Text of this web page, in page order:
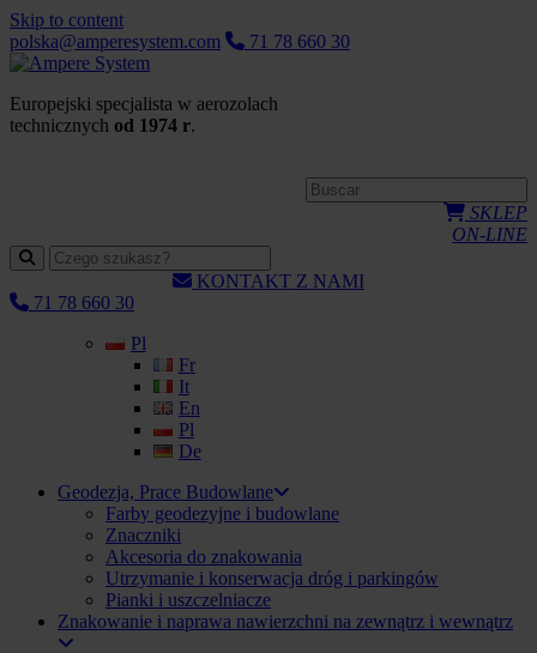
Skip to content
polska@amperesystem.com
71 78 660 30
Europejski specjalista w aerozolach
technicznych od 1974 r.
SKLEP
ON-LINE
KONTAKT Z NAMI
71 78 660 30
Pl
Fr
It
En
Pl
De
Geodezja, Prace Budowlane
Farby geodezyjne i budowlane
Znaczniki
Akcesoria do znakowania
Utrzymanie i konserwacja dróg i parkingów
Pianki i uszczelniacze
Znakowanie i naprawa nawierzchni na zewnątrz i wewnątrz